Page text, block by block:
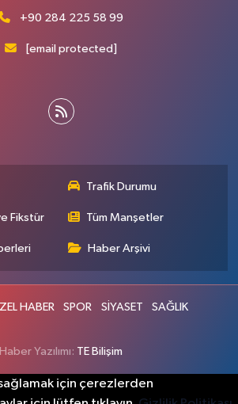
+90 284 225 58 99
[email protected]
Trafik Durumu
Fikstür Tüm Manşetler
Haber Arşivi
HABER SPOR SİYASET SAĞLIK
Haber Yazılımı: TE Bilişim
için çerezlerden